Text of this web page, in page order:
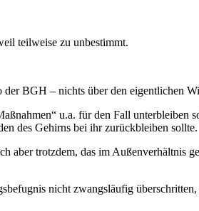
teilweise zu unbestimmt.
BGH – nichts über den eigentlichen
u.a. für den Fall
des Gehirns bei ihr zurückbleiben sollte.
aber trotzdem, das im Außenverhältnis
nicht zwangsläufig